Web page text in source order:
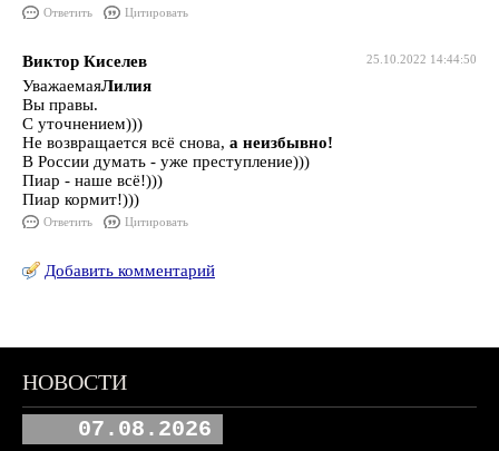
Ответить Цитировать
25.10.2022 14:44:50
Виктор Киселев
УважаемаяЛилия
Вы правы.
С уточнением)))
Не возвращается всё снова, а неизбывно!
В России думать - уже преступление)))
Пиар - наше всё!)))
Пиар кормит!)))
Ответить Цитировать
Добавить комментарий
НОВОСТИ
07.08.2026